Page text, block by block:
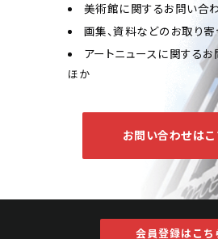
美術館に関するお問い合
画集、資料などのお取り
アートニュースに関する
ほか
お問い合わせはこ
会員登録はこち